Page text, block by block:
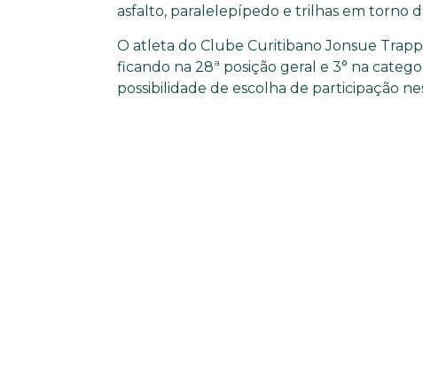
asfalto, paralelepípedo e trilhas em torno
O atleta do Clube Curitibano Jonsue
ficando na 28ª posição geral e 3° na
possibilidade de escolha de participação